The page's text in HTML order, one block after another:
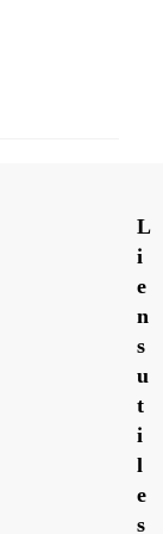
L
i
e
n
s
u
t
i
l
e
s